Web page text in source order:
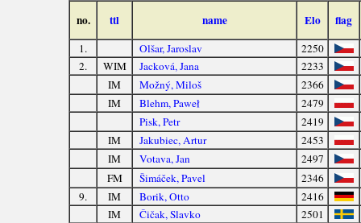
no. ttl name Elo flag
1. Olšar, Jaroslav
2250
2.
WIM Jacková, Jana
2233
IM
Možný, Miloš
2366
IM
Blehm, Paweł
2479
Pisk, Petr
2419
IM
Jakubiec, Artur
2453
IM
Votava, Jan
2497
FM
Šimáček, Pavel
2346
9.
IM Borik, Otto
2416
IM
Čičak, Slavko
2501